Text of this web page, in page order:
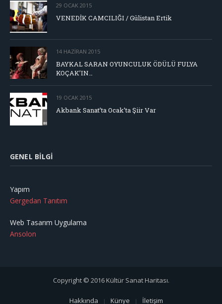
29 OCAK 2015
VENEDİK CAMCILIĞI / Gülistan Ertik
14 HAZIRAN 2015
BAYKAL SARAN OYUNCULUK ÖDÜLÜ FULYA
KOÇAK’IN…
19 OCAK 2015
Akbank Sanat’ta Ocak’ta Şiir Var
GENEL BILGI
Yapım
Gergedan Tanıtım
Web Tasarım Uygulama
Ansolon
Copyright © 2016 Kültür Sanat Haritası.
Hakkında Künye İletişim